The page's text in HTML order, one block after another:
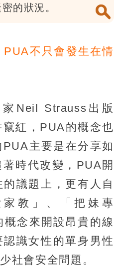
的狀況。
不只會發生在情
Neil Strauss出版
竄紅，PUA的概念也
主要是在分享如
時代改變，PUA開
議題上，更有人自
教」、「把妹專
念來開設昂貴的線
認識女性的單身男性
社會安全問題。